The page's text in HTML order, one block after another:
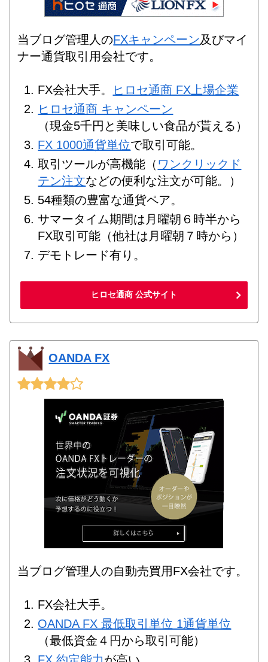
当ブログ管理人のFXキャンペーン及びマイ
ナー通貨取引用会社です。
FX会社大手。
ヒロセ通商 FX上場企業
ヒロセ通商 キャンペーン
（現金5千円と美味しい食品が貰える）
FX 1000通貨単位で取引可能。
取引ツールが高機能（ ワンクリックド
テン注文などの便利な注文が可能。）
54種類の豊富な通貨ペア。
サマータイム期間は月曜朝６時半から
FX取引可能（他社は月曜朝７時から）
デモトレード有り。
ヒロセ通商 公式サイト
OANDA FX
当ブログ管理人の自動売買用FX会社です。
FX会社大手。
OANDA FX 最低取引単位 1通貨単位
（最低資金４円から取引可能）